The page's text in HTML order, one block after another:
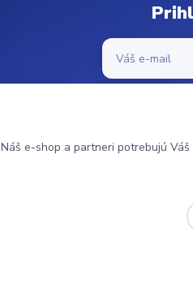
Náš e-shop a partneri potrebujú Váš